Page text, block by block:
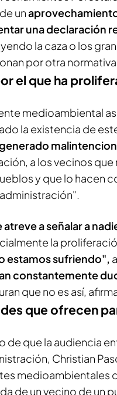
un
una declaración
la caza o los
por otra
el que ha
medioambiental
la existencia de
a los vecinos
y que lo hacen
atreve a señalar a
la
estamos sufriendo",
constantemente
que no es así,
que ofrecen
de que la audiencia
Christian
medioambientales
de un vecino de un